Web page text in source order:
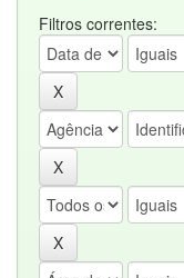
Filtros correntes: